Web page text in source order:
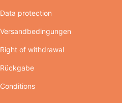
Data protection
Versandbedingungen
Right of withdrawal
Rückgabe
Conditions